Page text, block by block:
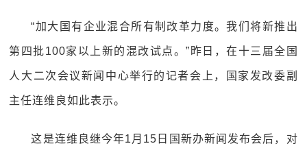
“加大国有企业混合所有制改革力度。我们将新推出
第四批100家以上新的混改试点。”昨日，在十三届全国
人大二次会议新闻中心举行的记者会上，国家发改委副
主任连维良如此表示。
这是连维良继今年1月15日国新办新闻发布会后，对